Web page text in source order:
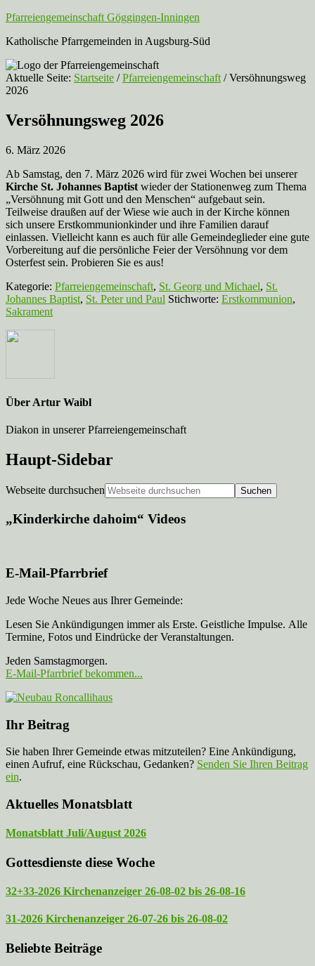
Pfarreiengemeinschaft Göggingen-Inningen
Katholische Pfarrgemeinden in Augsburg-Süd
Aktuelle Seite: Startseite / Pfarreiengemeinschaft /Versöhnungsweg
2026
Versöhnungsweg 2026
6. März 2026
Ab Samstag, den 7. März 2026 wird für zwei Wochen bei unserer
Kirche St. Johannes Baptist wieder der Stationenweg zum Thema
„Versöhnung mit Gott und den Menschen“ aufgebaut sein.
Teilweise draußen auf der Wiese wie auch in der Kirche können
sich unsere Erstkommunionkinder und ihre Familien darauf
einlassen. Vielleicht kann es auch für alle Gemeindeglieder eine gute
Vorbereitung auf die persönliche Feier der Versöhnung vor dem
Osterfest sein. Probieren Sie es aus!
Kategorie: Pfarreiengemeinschaft, St. Georg und Michael, St.
Johannes Baptist, St. Peter und Paul Stichworte: Erstkommunion,
Sakrament
Über Artur Waibl
Diakon in unserer Pfarreiengemeinschaft
Haupt-Sidebar
Webseite durchsuchen
„Kinderkirche dahoim“ Videos
E-Mail-Pfarrbrief
Jede Woche Neues aus Ihrer Gemeinde:
Lesen Sie Ankündigungen immer als Erste. Geistliche Impulse. Alle
Termine, Fotos und Eindrücke der Veranstaltungen.
Jeden Samstagmorgen.
E-Mail-Pfarrbrief bekommen...
Ihr Beitrag
Sie haben Ihrer Gemeinde etwas mitzuteilen? Eine Ankündigung,
einen Aufruf, eine Rückschau, Gedanken? Senden Sie Ihren Beitrag
ein.
Aktuelles Monatsblatt
Monatsblatt Juli/August 2026
Gottesdienste diese Woche
32+33-2026 Kirchenanzeiger 26-08-02 bis 26-08-16
31-2026 Kirchenanzeiger 26-07-26 bis 26-08-02
Beliebte Beiträge